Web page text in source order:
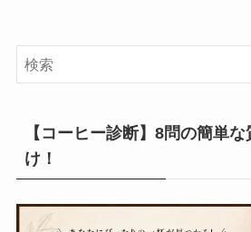
【コーヒー診断】8問の簡単
け！